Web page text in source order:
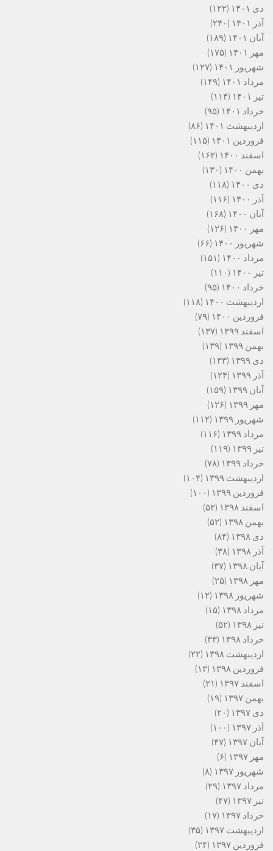
دی ۱۴۰۱
(۱۲۲)
آذر ۱۴۰۱
(۲۴۰)
آبان ۱۴۰۱
(۱۸۹)
مهر ۱۴۰۱
(۱۷۵)
شهریور ۱۴۰۱
(۱۲۷)
مرداد ۱۴۰۱
(۱۴۹)
تیر ۱۴۰۱
(۱۱۴)
خرداد ۱۴۰۱
(۹۵)
اردیبهشت ۱۴۰۱
(۸۶)
فروردین ۱۴۰۱
(۱۱۵)
اسفند ۱۴۰۰
(۱۶۲)
بهمن ۱۴۰۰
(۱۳۰)
دی ۱۴۰۰
(۱۱۸)
آذر ۱۴۰۰
(۱۱۶)
آبان ۱۴۰۰
(۱۶۸)
مهر ۱۴۰۰
(۱۲۶)
شهریور ۱۴۰۰
(۶۶)
مرداد ۱۴۰۰
(۱۵۱)
تیر ۱۴۰۰
(۱۱۰)
خرداد ۱۴۰۰
(۹۵)
اردیبهشت ۱۴۰۰
(۱۱۸)
فروردین ۱۴۰۰
(۷۹)
اسفند ۱۳۹۹
(۱۳۷)
بهمن ۱۳۹۹
(۱۳۹)
دی ۱۳۹۹
(۱۳۳)
آذر ۱۳۹۹
(۱۲۴)
آبان ۱۳۹۹
(۱۵۹)
مهر ۱۳۹۹
(۱۲۶)
شهریور ۱۳۹۹
(۱۱۲)
مرداد ۱۳۹۹
(۱۱۶)
تیر ۱۳۹۹
(۱۱۹)
خرداد ۱۳۹۹
(۷۸)
اردیبهشت ۱۳۹۹
(۱۰۴)
فروردین ۱۳۹۹
(۱۰۰)
اسفند ۱۳۹۸
(۵۲)
بهمن ۱۳۹۸
(۵۲)
دی ۱۳۹۸
(۸۴)
آذر ۱۳۹۸
(۳۸)
آبان ۱۳۹۸
(۳۷)
مهر ۱۳۹۸
(۲۵)
شهریور ۱۳۹۸
(۱۲)
مرداد ۱۳۹۸
(۱۵)
تیر ۱۳۹۸
(۵۲)
خرداد ۱۳۹۸
(۳۳)
اردیبهشت ۱۳۹۸
(۲۲)
فروردین ۱۳۹۸
(۱۳)
اسفند ۱۳۹۷
(۲۱)
بهمن ۱۳۹۷
(۱۹)
دی ۱۳۹۷
(۲۰)
آذر ۱۳۹۷
(۱۰۰)
آبان ۱۳۹۷
(۴۷)
مهر ۱۳۹۷
(۶)
شهریور ۱۳۹۷
(۸)
مرداد ۱۳۹۷
(۲۹)
تیر ۱۳۹۷
(۴۷)
خرداد ۱۳۹۷
(۱۷)
اردیبهشت ۱۳۹۷
(۳۵)
فروردین ۱۳۹۷
(۲۴)